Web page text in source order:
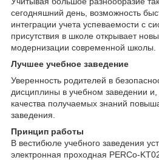
сегодняшний день, возможность
интеграции учета успеваемости с
присутствия в школе открывает
модернизации современной школы.
Лучшее учебное заведение
Уверенность родителей в
дисциплины в учебном заведении и,
качества получаемых знаний
заведения.
Принцип работы
В вестибюле учебного заведения
электронная проходная PERCo-